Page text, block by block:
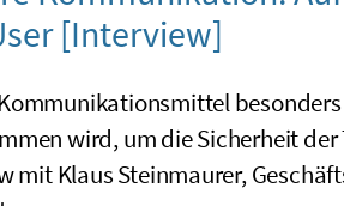
[Interview]
wird, um die Sicherheit
mit Klaus Steinmaurer,